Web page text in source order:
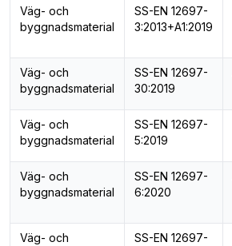
Väg- och
byggnadsmaterial
SS-EN 12697-
3:2013+A1:2019
Väg- och
byggnadsmaterial
SS-EN 12697-
30:2019
Väg- och
byggnadsmaterial
SS-EN 12697-
5:2019
Väg- och
byggnadsmaterial
SS-EN 12697-
6:2020
Väg- och
SS-EN 12697-